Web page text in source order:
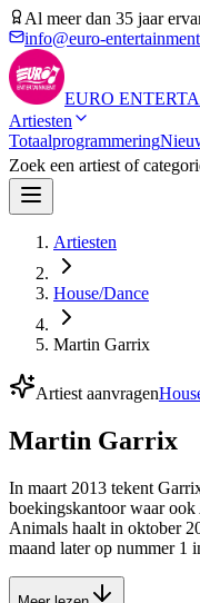
Al meer dan 35 jaar
info@euro-
EURO
Artiesten
Totaalprogrammering
Zoek een artiest of
Artiesten
House/Dance
Martin Garrix
Artiest aanvragen
Martin Garrix
In maart 2013 tekent
boekingskantoor waar
Animals haalt in oktober
maand later op nummer 1